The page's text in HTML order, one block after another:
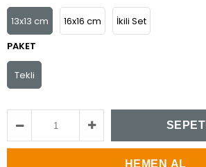
13x13 cm 16x16 cm
İkili Set
PAKET
Tekli